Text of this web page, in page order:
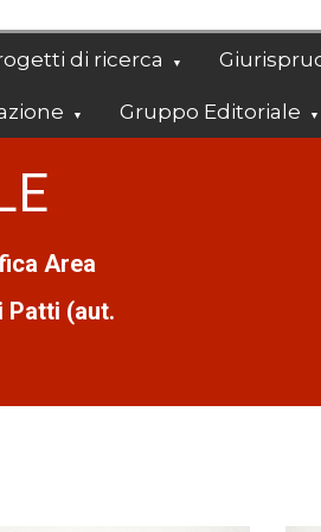
di ricerca
Gruppo Editoriale
Area
Patti (aut.